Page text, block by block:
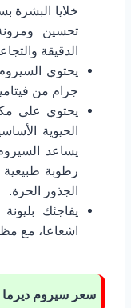
خلايا البشرة
تحسين
الدقيقة
جرام من
الحيوية
يساعد
رطوبة طبيعية
الجذور الحرة.
يفاجئك
اشعاعا، مع
سعر سيروم ديرما